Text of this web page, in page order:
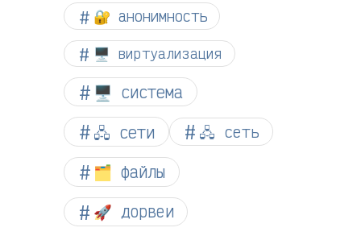
🔐 анонимность
🖥️ виртуализация
🖥️ система
🖧 сети
🖧 сеть
🗂️ файлы
🚀 дорвеи